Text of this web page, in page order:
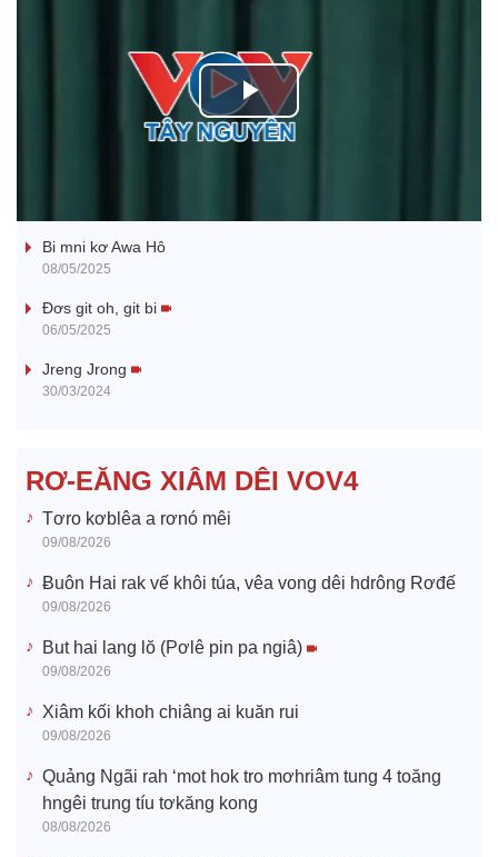
P
a
e
Bi mni kơ Awa Hô
08/05/2025
Đơs git oh, git bi
06/05/2025
Jreng Jrong
30/03/2024
RƠ-EĂNG XIÂM DÊI VOV4
Tơro kơblêa a rơnó mêi
09/08/2026
Ƀuôn Hai rak vế khôi túa, vêa vong dêi hdrông Rơđế
09/08/2026
But hai lang lŏ (Pơlê pin pa ngiâ)
09/08/2026
Xiâm kối khoh chiâng ai kuăn rui
09/08/2026
Quảng Ngãi rah ‘mot hok tro mơhriâm tung 4 toăng
hngêi trung tíu tơkăng kong
08/08/2026